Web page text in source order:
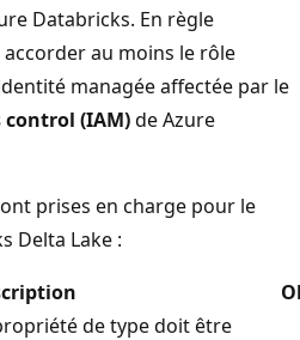
Databricks. En règle
au moins le rôle
managée affectée par le
control (IAM)de Azure
prises en charge pour le
Delta Lake :
de type doit être